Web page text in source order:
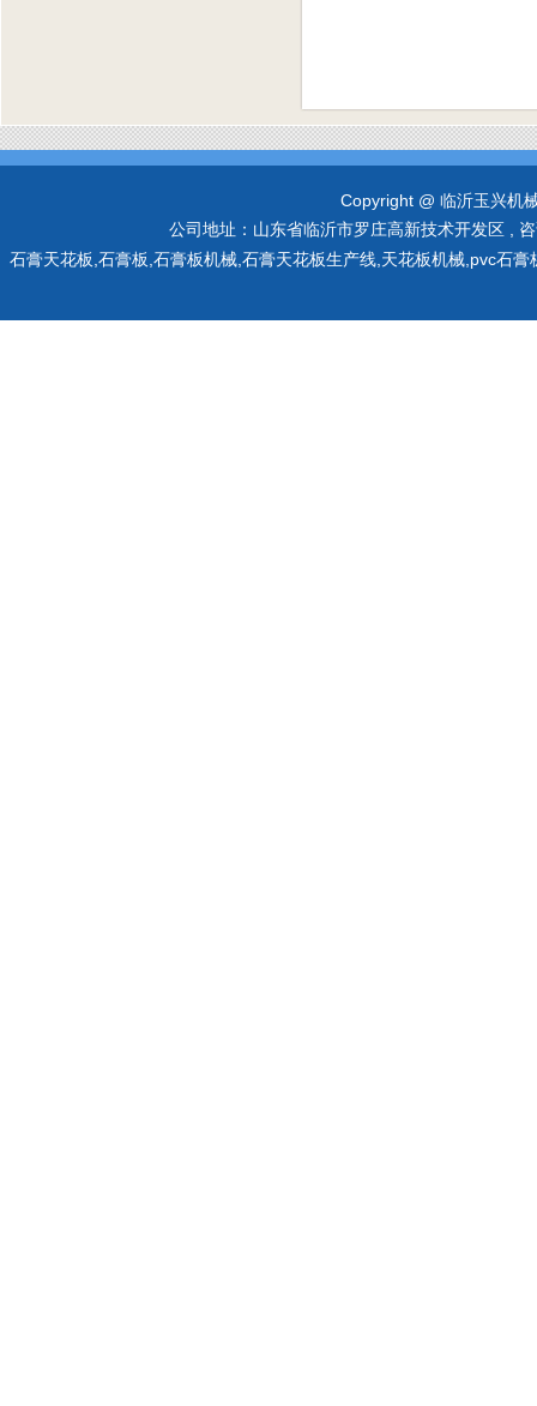
Copyright @ 临沂玉兴机
公司地址：山东省临沂市罗庄高新技术开发区 ,
石膏天花板,石膏板,石膏板机械,石膏天花板生产线,天花板机械,pvc石